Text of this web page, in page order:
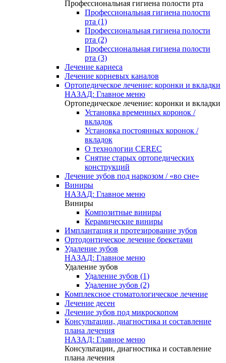
Профессиональная гигиена полости рта
Профессиональная гигиена полости
рта (1)
Профессиональная гигиена полости
рта (2)
Профессиональная гигиена полости
рта (3)
Лечение кариеса
Лечение корневых каналов
Ортопедическое лечение: коронки и вкладки
НАЗАД: Главное меню
Ортопедическое лечение: коронки и вкладки
Установка временных коронок /
вкладок
Установка постоянных коронок /
вкладок
О технологии CEREC
Снятие старых ортопедических
конструкций
Лечение зубов под наркозом / «во сне»
Виниры
НАЗАД: Главное меню
Виниры
Композитные виниры
Керамические виниры
Имплантация и протезирование зубов
Ортодонтическое лечение брекетами
Удаление зубов
НАЗАД: Главное меню
Удаление зубов
Удаление зубов (1)
Удаление зубов (2)
Комплексное стоматологическое лечение
Лечение десен
Лечение зубов под микроскопом
Консультации, диагностика и составление
плана лечения
НАЗАД: Главное меню
Консультации, диагностика и составление
плана лечения